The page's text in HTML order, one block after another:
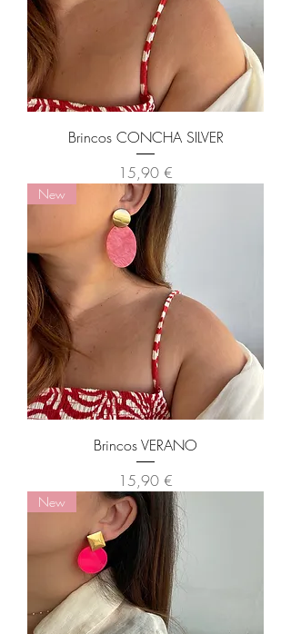
Brincos CONCHA SILVER
Preço
15,90 €
New
Brincos VERANO
Preço
15,90 €
New